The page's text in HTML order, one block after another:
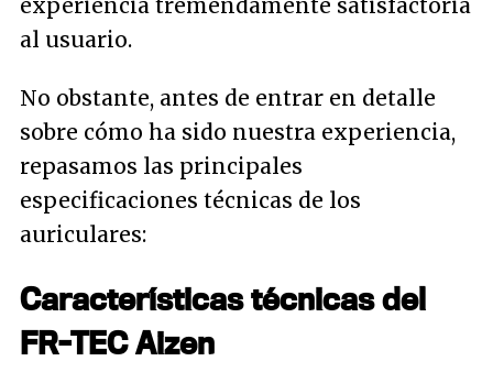
experiencia tremendamente satisfactoria
al usuario.
No obstante, antes de entrar en detalle
sobre cómo ha sido nuestra experiencia,
repasamos las principales
especificaciones técnicas de los
auriculares:
Características técnicas del
FR-TEC Aizen